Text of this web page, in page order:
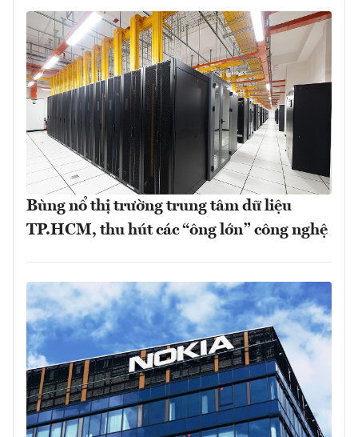
Bùng nổ thị trường trung tâm dữ liệu
TP.HCM, thu hút các “ông lớn” công nghệ